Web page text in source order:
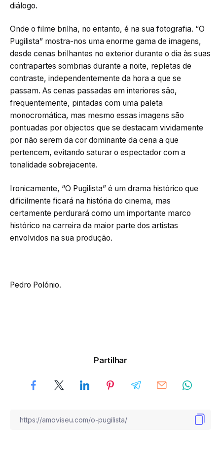
diálogo.
Onde o filme brilha, no entanto, é na sua fotografia. “O
Pugilista” mostra-nos uma enorme gama de imagens,
desde cenas brilhantes no exterior durante o dia às suas
contrapartes sombrias durante a noite, repletas de
contraste, independentemente da hora a que se
passam. As cenas passadas em interiores são,
frequentemente, pintadas com uma paleta
monocromática, mas mesmo essas imagens são
pontuadas por objectos que se destacam vividamente
por não serem da cor dominante da cena a que
pertencem, evitando saturar o espectador com a
tonalidade sobrejacente.
Ironicamente, “O Pugilista” é um drama histórico que
dificilmente ficará na história do cinema, mas
certamente perdurará como um importante marco
histórico na carreira da maior parte dos artistas
envolvidos na sua produção.
Pedro Polónio.
Partilhar